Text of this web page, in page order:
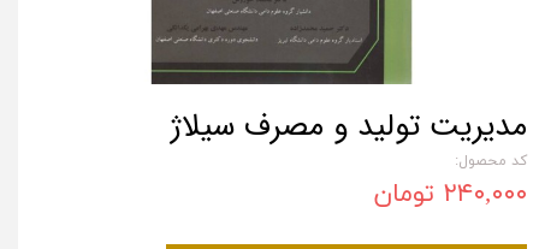
مدیریت تولید و مصرف سیلاژ
کد محصول:
۲۴۰,۰۰۰ تومان